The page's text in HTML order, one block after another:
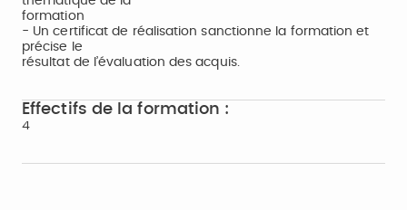
formation
- Un certificat de réalisation sanctionne la formation et
précise le
résultat de l’évaluation des acquis.
Effectifs de la formation :
4